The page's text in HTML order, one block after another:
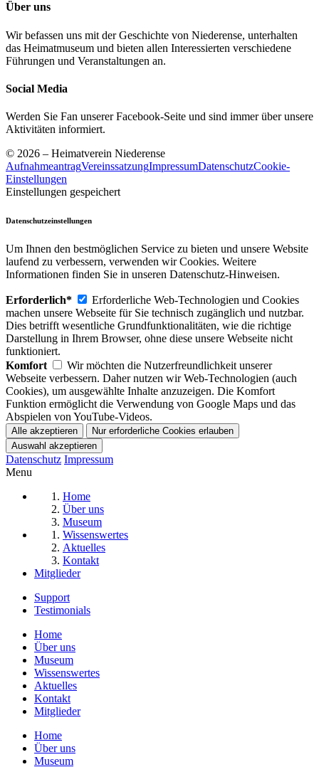
Über uns
Wir befassen uns mit der Geschichte von Niederense, unterhalten
das Heimatmuseum und bieten allen Interessierten verschiedene
Führungen und Veranstaltungen an.
Social Media
Werden Sie Fan unserer Facebook-Seite und sind immer über unsere
Aktivitäten informiert.
© 2026 – Heimatverein Niederense
AufnahmeantragVereinssatzungImpressumDatenschutzCookie-
Einstellungen
Einstellungen gespeichert
Datenschutzeinstellungen
Um Ihnen den bestmöglichen Service zu bieten und unsere Website
laufend zu verbessern, verwenden wir Cookies. Weitere
Informationen finden Sie in unseren Datenschutz-Hinweisen.
Erforderlich*
Erforderliche Web-Technologien und Cookies
machen unsere Webseite für Sie technisch zugänglich und nutzbar.
Dies betrifft wesentliche Grundfunktionalitäten, wie die richtige
Darstellung in Ihrem Browser, ohne diese unsere Webseite nicht
funktioniert.
Komfort
Wir möchten die Nutzerfreundlichkeit unserer
Webseite verbessern. Daher nutzen wir Web-Technologien (auch
Cookies), um ausgewählte Inhalte anzuzeigen. Die Komfort
Funktion ermöglicht die Verwendung von Google Maps und das
Abspielen von YouTube-Videos.
Datenschutz Impressum
Menu
Home
Über uns
Museum
Wissenswertes
Aktuelles
Kontakt
Mitglieder
Support
Testimonials
Home
Über uns
Museum
Wissenswertes
Aktuelles
Kontakt
Mitglieder
Home
Über uns
Museum